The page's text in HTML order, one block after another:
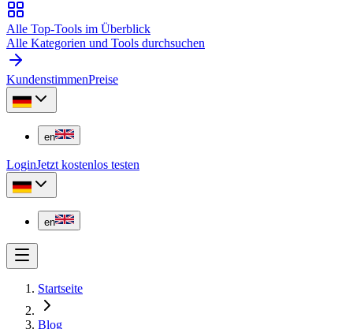
Alle Top-Tools im Überblick
Alle Kategorien und Tools durchsuchen
KundenstimmenPreise
en
LoginJetzt kostenlos testen
en
Startseite
Blog